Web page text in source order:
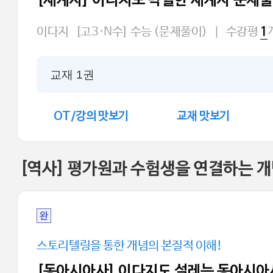
이다지 [고3·N수] 수능 (문제풀이) 수강평 1
교재 1권
OT/강의 맛보기 교재 맛보기
[역사] 평가원과 수험생을 연결하는
완
스토리텔링을 통한 개념의 본질적 이해!